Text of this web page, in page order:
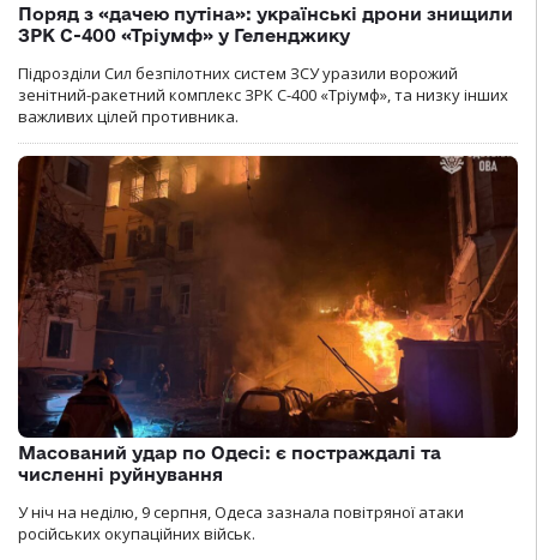
Поряд з «дачею путіна»: українські дрони знищили
ЗРК С-400 «Тріумф» у Геленджику
Підрозділи Сил безпілотних систем ЗСУ уразили ворожий
зенітний-ракетний комплекс ЗРК С-400 «Тріумф», та низку інших
важливих цілей противника.
Масований удар по Одесі: є постраждалі та
численні руйнування
У ніч на неділю, 9 серпня, Одеса зазнала повітряної атаки
російських окупаційних військ.